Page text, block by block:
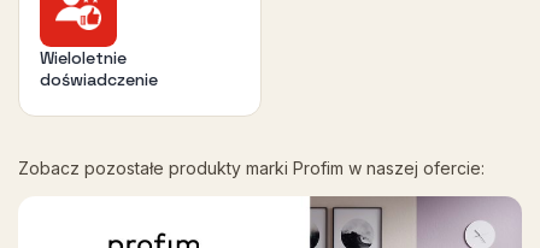
Wieloletnie
doświadczenie
Zobacz pozostałe produkty marki Profim w naszej ofercie: